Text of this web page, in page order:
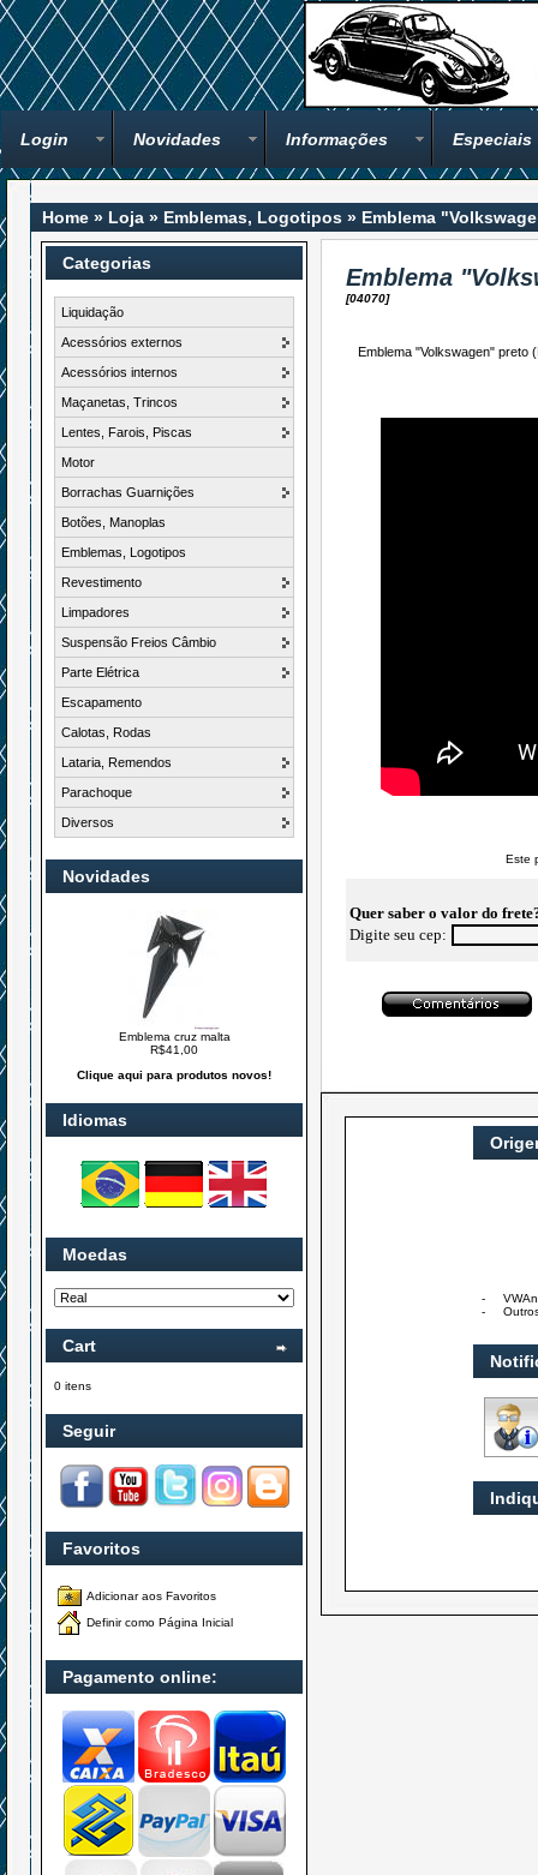
Login Novidades Informações Especiais
Home » Loja » Emblemas, Logotipos » Emblema
Categorias
Liquidação
Acessórios externos
Acessórios internos
Maçanetas, Trincos
Lentes, Farois, Piscas
Motor
Borrachas Guarnições
Botões, Manoplas
Emblemas, Logotipos
Revestimento
Limpadores
Suspensão Freios Câmbio
Parte Elétrica
Escapamento
Calotas, Rodas
Lataria, Remendos
Parachoque
Diversos
Novidades
Emblema cruz malta
R$41,00
Clique aqui para produtos novos!
Idiomas
Moedas
Cart
0 itens
Seguir
Favoritos
Adicionar aos Favoritos
Definir como Página Inicial
Pagamento online:
Emblema
[04070]
Emblema "Volkswagen" preto
Este
Quer saber o valor do
Digite seu cep:
-
-